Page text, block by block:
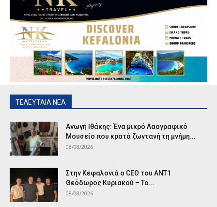
ΤΕΛΕΥΤΑΙΑ ΝΕΑ
Ανωγή Ιθάκης: Ένα μικρό Λαογραφικό
Μουσείο που κρατά ζωντανή τη μνήμη...
08/08/2026
Στην Κεφαλονιά ο CEO του ANT1
Θεόδωρος Κυριακού – Το...
08/08/2026